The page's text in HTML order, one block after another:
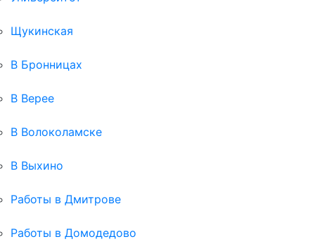
Щукинская
В Бронницах
В Верее
В Волоколамске
В Выхино
Работы в Дмитрове
Работы в Домодедово